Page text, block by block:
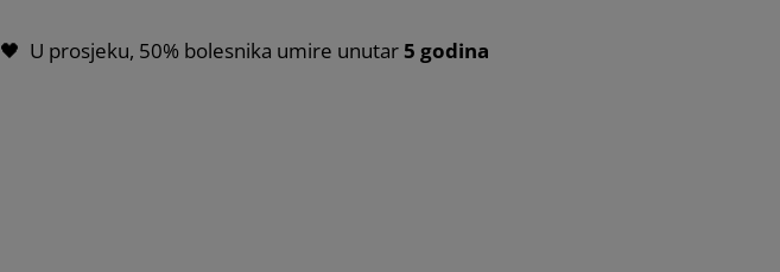
🖤 U prosjeku, 50% bolesnika umire unutar 5 godina